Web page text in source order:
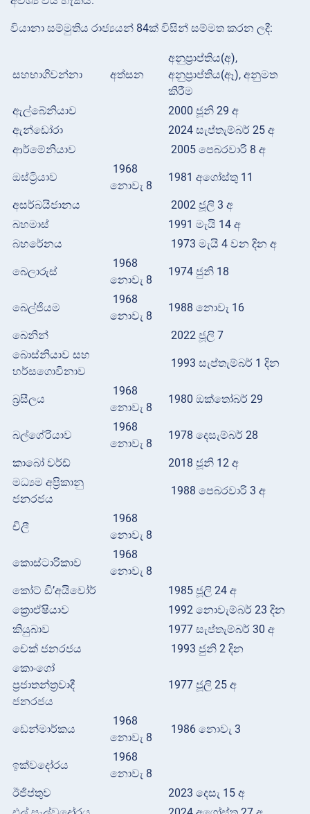
වියානා සම්මුතිය රාජ්‍යයන් 84ක් විසින් සම්මත කරන ලදී:
සහභාගිවන්නා අත්සන
අනුප්‍රාප්තිය(අ),
අනුප්‍රාප්තිය(ඈ), අනුමත
කිරීම
ඇල්බේනියාව
2000 ජූනි 29 අ
ඇන්ඩෝරා
2024 සැප්තැම්බර් 25 අ
ආර්මේනියාව
2005 පෙබරවාරි 8 අ
ඔස්ට්‍රියාව
1968
නොවැ 8
1981 අගෝස්තු 11
අසර්බයිජානය
2002 ජූලි 3 අ
බහමාස්
1991 මැයි 14 අ
බහරේනය
1973 මැයි 4 වන දින අ
බෙලාරුස්
1968
නොවැ 8
1974 ජුනි 18
බෙල්ජියම
1968
නොවැ 8
1988 නොවැ 16
බෙනින්
2022 ජූලි 7
බොස්නියාව සහ
හර්සගොවිනාව
1993 සැප්තැම්බර් 1 දින
බ්‍රසීලය
1968
නොවැ 8
1980 ඔක්තෝබර් 29
බල්ගේරියාව
1968
නොවැ 8
1978 දෙසැම්බර් 28
කාබෝ වර්ඩ්
2018 ජූනි 12 අ
මධ්‍යම අප්‍රිකානු
ජනරජය
1988 පෙබරවාරි 3 අ
චිලී
1968
නොවැ 8
කොස්ටාරිකාව
1968
නොවැ 8
කෝට් ඩි’අයිවෝර්
1985 ජූලි 24 අ
ක්‍රොඒෂියාව
1992 නොවැම්බර් 23 දින
කියුබාව
1977 සැප්තැම්බර් 30 අ
චෙක් ජනරජය
1993 ජුනි 2 දින
කොංගෝ
ප්‍රජාතන්ත්‍රවාදී
ජනරජය
1977 ජූලි 25 අ
ඩෙන්මාර්කය
1968
නොවැ 8
1986 නොවැ 3
ඉක්වදෝරය
1968
නොවැ 8
ඊජිප්තුව
2023 දෙසැ 15 අ